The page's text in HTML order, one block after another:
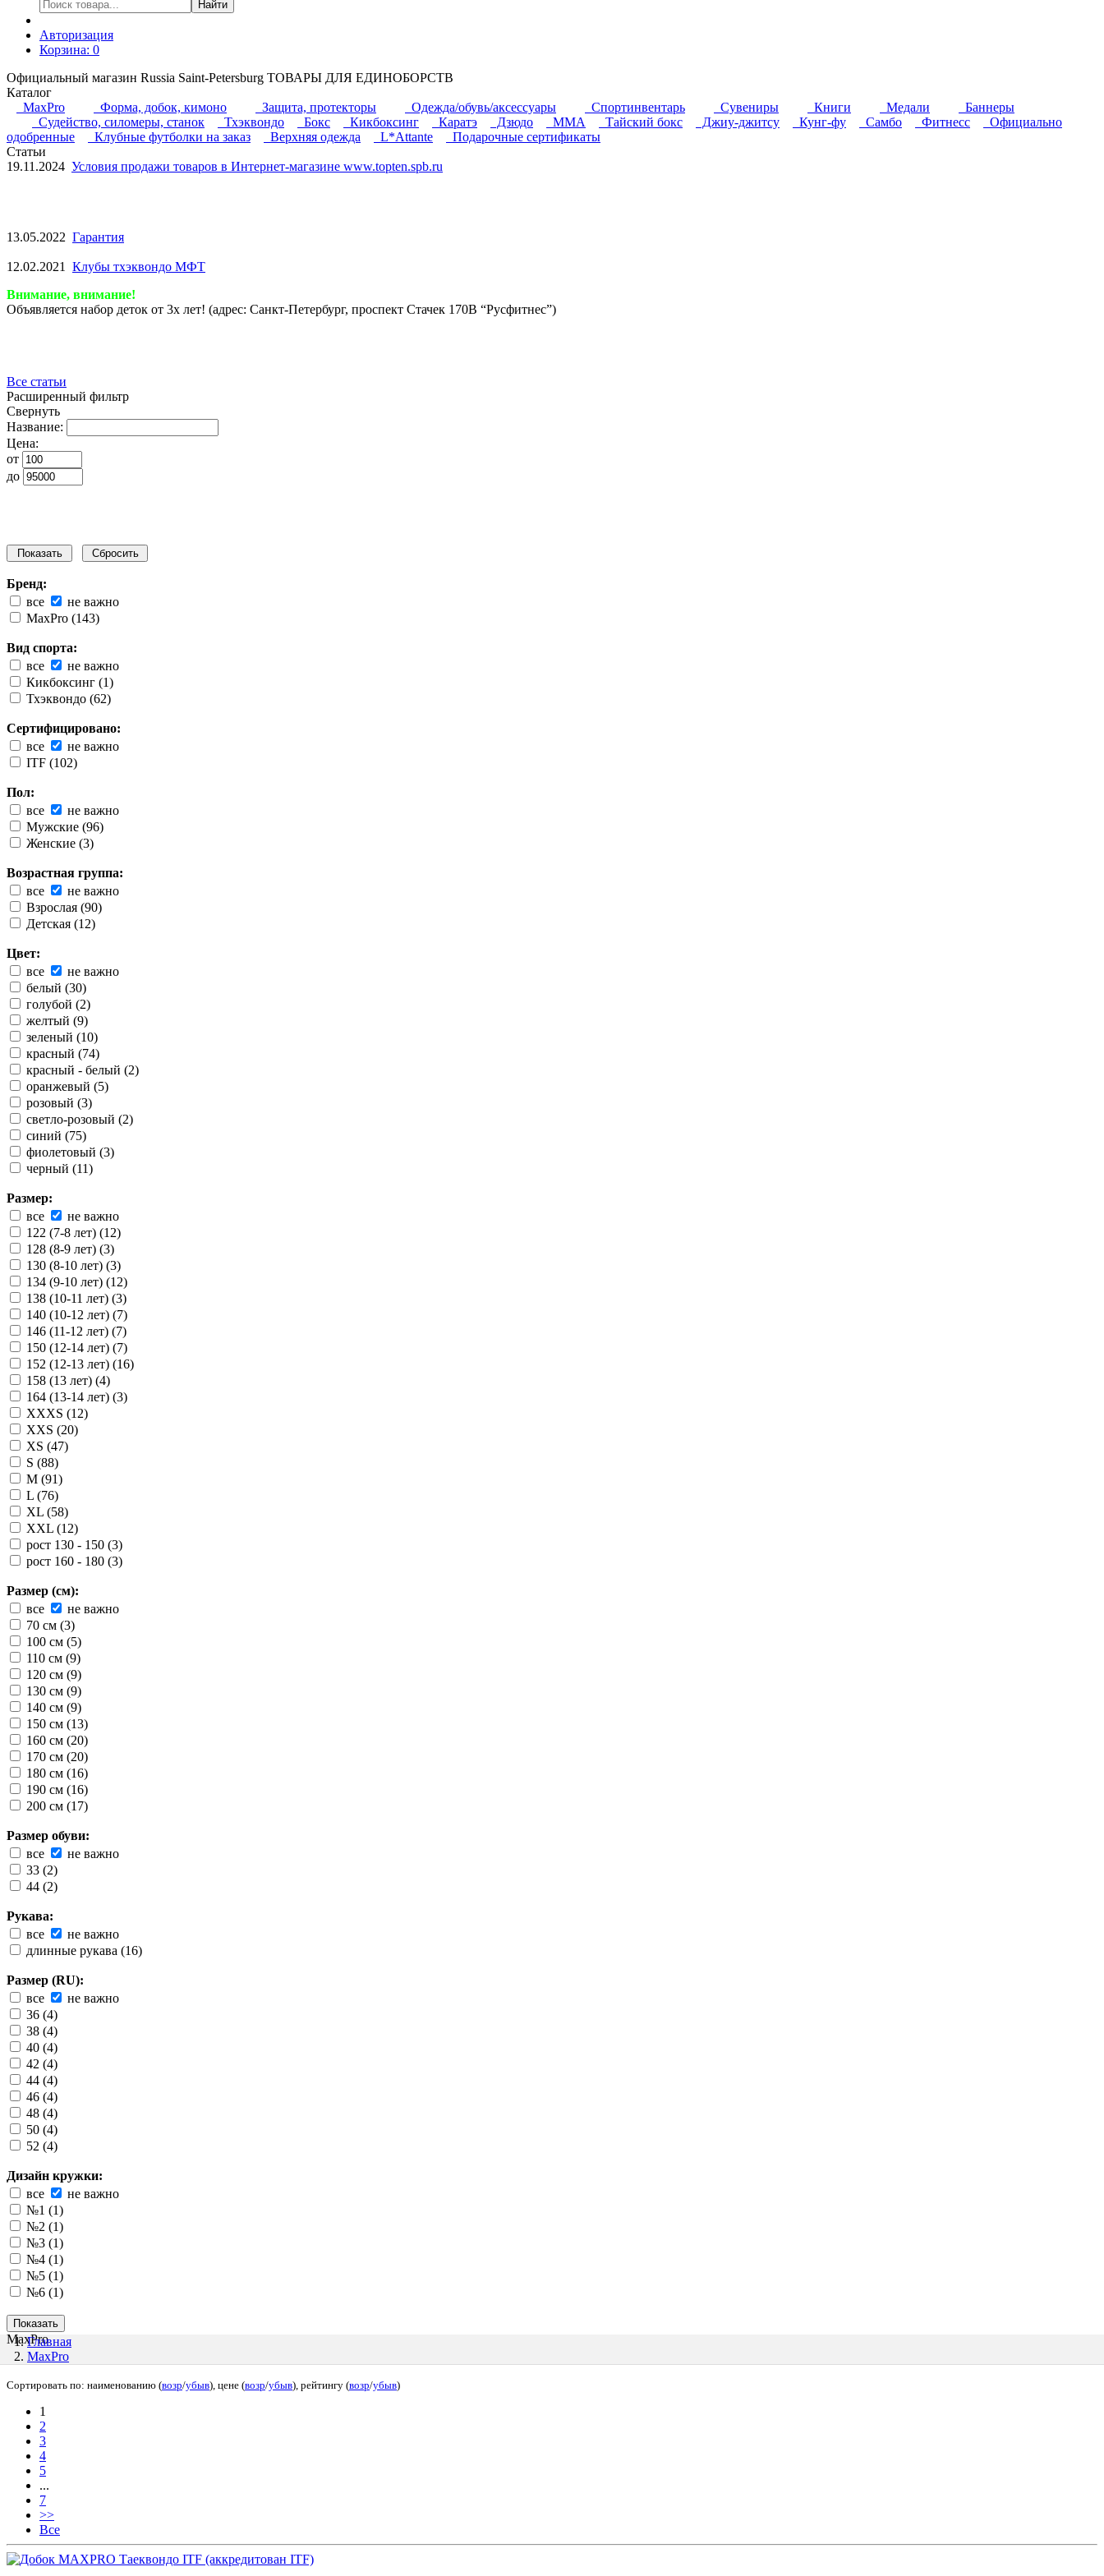
Найти
Авторизация
Корзина: 0
Официальный магазин Russia Saint-Petersburg ТОВАРЫ ДЛЯ ЕДИНОБОРСТВ
Каталог
MaxPro
Форма, добок, кимоно Защита, протекторы Одежда/обувь/аксессуары Спортинвентарь Сувениры Книги Медали
Баннеры
Судейство, силомеры, станок
Тхэквондо Бокс Кикбоксинг Каратэ Дзюдо ММА Тайский бокс Джиу-джитсу Кунг-фу Самбо Фитнесс
Официально
одобренные
Клубные футболки на заказ Верхняя одежда L*Attante
Подарочные сертификаты
Статьи
19.11.2024 Условия продажи товаров в Интернет-магазине www.topten.spb.ru
13.05.2022 Гарантия
12.02.2021 Клубы тхэквондо МФТ
Внимание, внимание!
Объявляется набор деток от 3х лет! (адрес: Санкт-Петербург, проспект Стачек 170В “Русфитнес”)
Все статьи
Расширенный фильтр
Свернуть
Название:
Цена:
от
до
Бренд:
все
не важно
MaxPro (143)
Вид спорта:
все
не важно
Кикбоксинг (1)
Тхэквондо (62)
Сертифицировано:
все
не важно
ITF (102)
Пол:
все
не важно
Мужские (96)
Женские (3)
Возрастная группа:
все
не важно
Взрослая (90)
Детская (12)
Цвет:
все
не важно
белый (30)
голубой (2)
желтый (9)
зеленый (10)
красный (74)
красный - белый (2)
оранжевый (5)
розовый (3)
светло-розовый (2)
синий (75)
фиолетовый (3)
черный (11)
Размер:
все
не важно
122 (7-8 лет) (12)
128 (8-9 лет) (3)
130 (8-10 лет) (3)
134 (9-10 лет) (12)
138 (10-11 лет) (3)
140 (10-12 лет) (7)
146 (11-12 лет) (7)
150 (12-14 лет) (7)
152 (12-13 лет) (16)
158 (13 лет) (4)
164 (13-14 лет) (3)
XXXS (12)
XXS (20)
XS (47)
S (88)
M (91)
L (76)
XL (58)
XXL (12)
рост 130 - 150 (3)
рост 160 - 180 (3)
Размер (см):
все
не важно
70 см (3)
100 см (5)
110 см (9)
120 см (9)
130 см (9)
140 см (9)
150 см (13)
160 см (20)
170 см (20)
180 см (16)
190 см (16)
200 см (17)
Размер обуви:
все
не важно
33 (2)
44 (2)
Рукава:
все
не важно
длинные рукава (16)
Размер (RU):
все
не важно
36 (4)
38 (4)
40 (4)
42 (4)
44 (4)
46 (4)
48 (4)
50 (4)
52 (4)
Дизайн кружки:
все
не важно
№1 (1)
№2 (1)
№3 (1)
№4 (1)
№5 (1)
№6 (1)
MaxProГлавная
MaxPro
Сортировать по: наименованию (возр/убыв), цене (возр/убыв), рейтингу (возр/убыв)
1
2
3
4
5
...
7
>>
Все